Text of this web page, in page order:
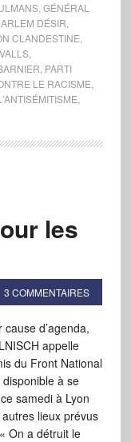
, GÉNÉRAL
DÉSIR
CLANDESTINE
,
PARTI
LE RACISME
les
3 COMMENTAIRES
d’agenda,
appelle
du Front National
à se
samedi à Lyon
lieux prévus
On a détruit le